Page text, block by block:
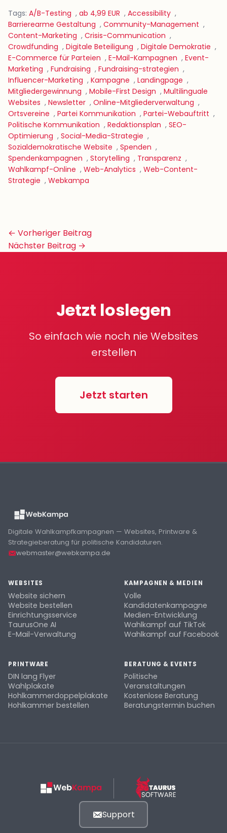
Tags: A/B-Testing , ab 4,99 EUR , Accessibility ,
Barrierearme Gestaltung , Community-Management ,
Content-Marketing , Crisis-Communication ,
Crowdfunding , Digitale Beteiligung , Digitale Demokratie ,
E-Commerce für Parteien , E-Mail-Kampagnen , Event-
Marketing , Fundraising , Fundraising-strategien ,
Influencer-Marketing , Kampagne , Landingpage ,
Mitgliedergewinnung , Mobile-First Design , Multilinguale
Websites , Newsletter , Online-Mitgliederverwaltung ,
Ortsvereine , Partei Kommunikation , Partei-Webauftritt ,
Politische Kommunikation , Redaktionsplan , SEO-
Optimierung , Social-Media-Strategie ,
Sozialdemokratische Website , Spenden ,
Spendenkampagnen , Storytelling , Transparenz ,
Wahlkampf-Online , Web-Analytics , Web-Content-
Strategie , Webkampa
Beitrags-
Navigation
← Vorheriger Beitrag
Nächster Beitrag →
Jetzt loslegen
So einfach wie noch nie Websites
erstellen
Jetzt starten
Digitale Wahlkampfkampagnen — Websites, Printware &
Strategieberatung für politische Kandidaturen.
webmaster@webkampa.de
WEBSITES
Website sichern
Website bestellen
Einrichtungsservice
TaurusOne AI
E-Mail-Verwaltung
KAMPAGNEN & MEDIEN
Volle
Kandidatenkampagne
Medien-Entwicklung
Wahlkampf auf TikTok
Wahlkampf auf Facebook
PRINTWARE
DIN lang Flyer
Wahlplakate
Hohlkammerdoppelplakate
Hohlkammer bestellen
BERATUNG & EVENTS
Politische
Veranstaltungen
Kostenlose Beratung
Beratungstermin buchen
Support